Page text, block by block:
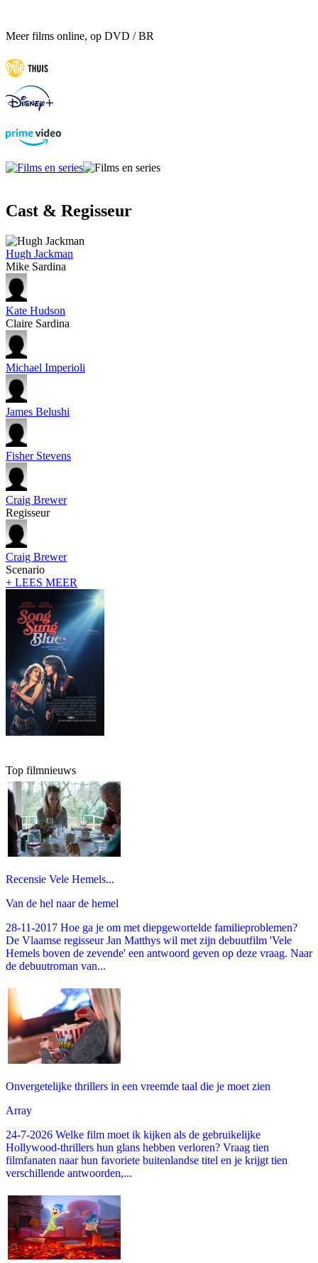
Meer films online, op DVD / BR
Cast & Regisseur
Hugh Jackman
Mike Sardina
Kate Hudson
Claire Sardina
Michael Imperioli
James Belushi
Fisher Stevens
Craig Brewer
Regisseur
Craig Brewer
Scenario
+ LEES MEER
Top filmnieuws
Recensie Vele Hemels...
Van de hel naar de hemel
28-11-2017 Hoe ga je om met diepgewortelde familieproblemen?
De Vlaamse regisseur Jan Matthys wil met zijn debuutfilm 'Vele
Hemels boven de zevende' een antwoord geven op deze vraag. Naar
de debuutroman van...
Onvergetelijke thrillers in een vreemde taal die je moet zien
Array
24-7-2026 Welke film moet ik kijken als de gebruikelijke
Hollywood-thrillers hun glans hebben verloren? Vraag tien
filmfanaten naar hun favoriete buitenlandse titel en je krijgt tien
verschillende antwoorden,...